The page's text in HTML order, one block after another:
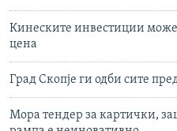
Кинеските инвестиции може
цена
Град Скопје ги одби сите
Мора тендер за картички,